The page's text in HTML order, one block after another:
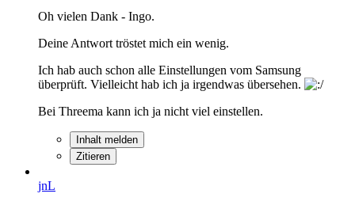
Oh vielen Dank - Ingo.
Deine Antwort tröstet mich ein wenig.
Ich hab auch schon alle Einstellungen vom Samsung
überprüft. Vielleicht hab ich ja irgendwas übersehen.
Bei Threema kann ich ja nicht viel einstellen.
Inhalt melden
Zitieren
jnL